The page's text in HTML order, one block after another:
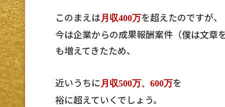
このまえは月収400万を超えたのですが、
今は企業からの成果報酬案件（僕は文章
も増えてきたため、
近いうちに月収500万、600万を
裕に超えていくでしょう。